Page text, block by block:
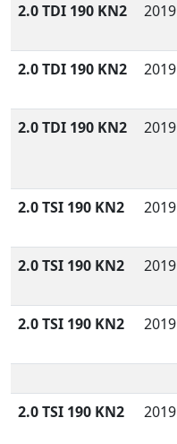
2.0 TDI 190 KN2 2019
2.0 TDI 190 KN2 2019
2.0 TDI 190 KN2 2019
2.0 TSI 190 KN2 2019
2.0 TSI 190 KN2 2019
2.0 TSI 190 KN2 2019
2.0 TSI 190 KN2 2019